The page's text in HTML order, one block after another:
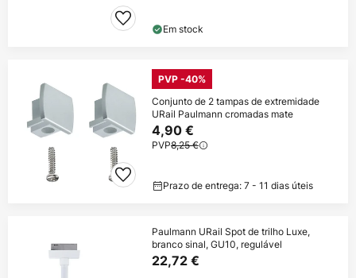
Em stock
PVP -40%
Conjunto de 2 tampas de extremidade
URail Paulmann cromadas mate
4,90 €
PVP8,25 €
Prazo de entrega: 7 - 11 dias úteis
Paulmann URail Spot de trilho Luxe,
branco sinal, GU10, regulável
22,72 €